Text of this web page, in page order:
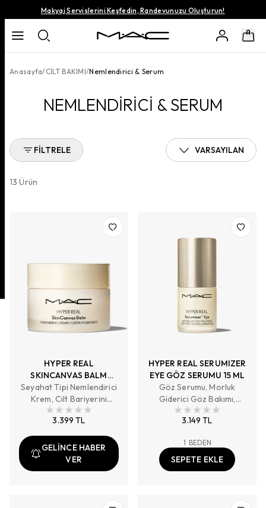
Makyaj Servislerini Keşfedin, Randevunuzu Oluşturun!
Anasayfa/CİLT BAKIMI/Nemlendirici & Serum
NEMLENDİRİCİ & SERUM
FILTRELE VARSAYILAN
13 Ürün
HYPER REAL
SKINCANVAS BALM
NEMLENDİRİCİ BALM 50
ML
Seyahat Tipi Nemlendirici
Krem, Cilt Bariyerini
Güçlendirirkorur, Görünür
Tahrişi Yatıştırırönler
3.399 TL
GELİNCE HABER
VER
HYPER REAL SERUMIZER
EYE GÖZ SERUMU 15 ML
Göz Serumu, Morluk
Giderici Göz Bakımı,
Şişkin Gözler İçin Bakım
3.149 TL
1 BEDEN
SEPETE EKLE